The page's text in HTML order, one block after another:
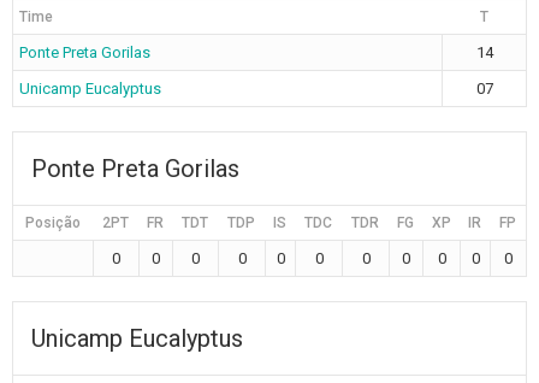
Time T
Ponte Preta Gorilas
14
Unicamp Eucalyptus
07
Ponte Preta Gorilas
Posição 2PT FR TDT TDP IS TDC TDR FG XP IR FP
0 0 0 0 0 0 0 0 0 0 0
Unicamp Eucalyptus